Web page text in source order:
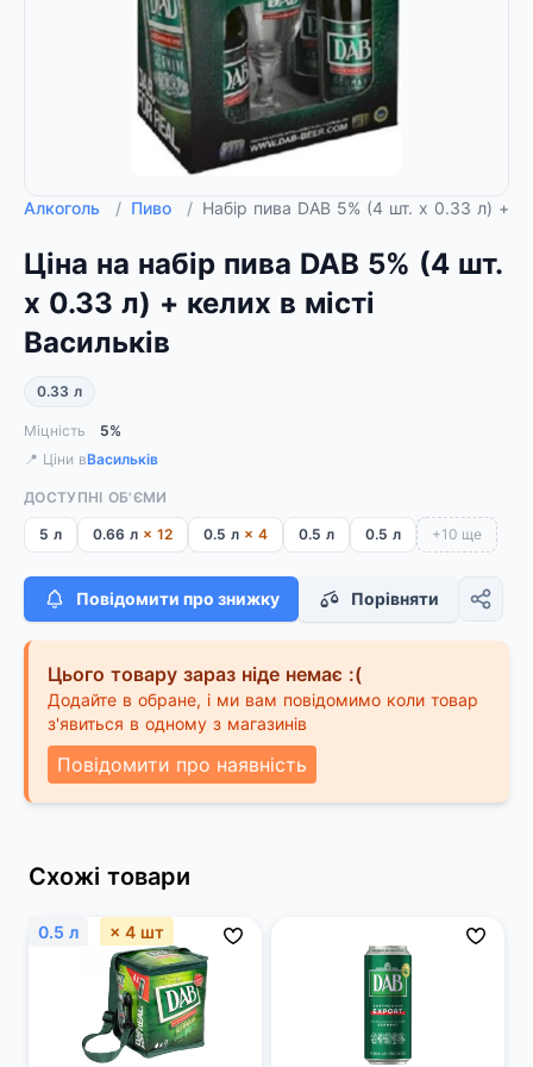
Алкоголь / Пиво / Набір пива DAB 5% (4 шт. х 0.33 л) +
Ціна на набір пива DAB 5% (4 шт.
х 0.33 л) + келих в місті
Васильків
0.33 л
Міцність
5%
📍 Ціни вВасильків
ДОСТУПНІ ОБ'ЄМИ
5 л 0.66 л × 12 0.5 л × 4 0.5 л 0.5 л +10 ще
Повідомити про знижку Порівняти
Цього товару зараз ніде немає :(
Додайте в обране, і ми вам повідомимо коли товар
з'явиться в одному з магазинів
Повідомити про наявність
Схожі товари
0.5 л × 4 шт